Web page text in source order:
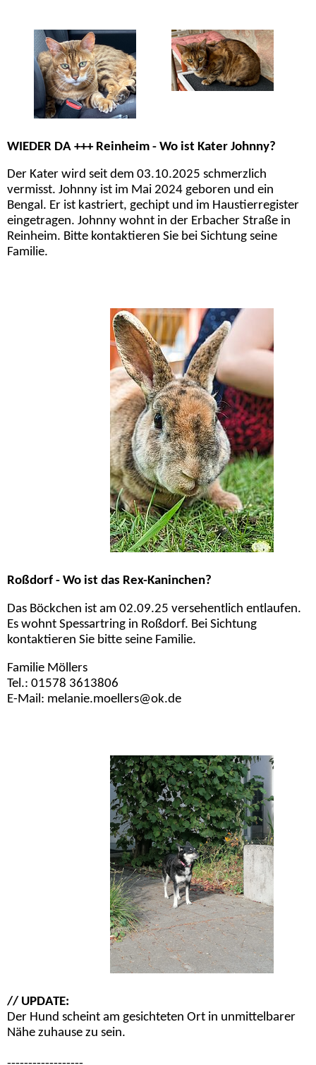
WIEDER DA +++ Reinheim - Wo ist Kater Johnny?
Der Kater wird seit dem 03.10.2025 schmerzlich
vermisst. Johnny ist im Mai 2024 geboren und ein
Bengal. Er ist kastriert, gechipt und im Haustierregister
eingetragen. Johnny wohnt in der Erbacher Straße in
Reinheim. Bitte kontaktieren Sie bei Sichtung seine
Familie.
Roßdorf - Wo ist das Rex-Kaninchen?
Das Böckchen ist am 02.09.25 versehentlich entlaufen.
Es wohnt Spessartring in Roßdorf. Bei Sichtung
kontaktieren Sie bitte seine Familie.
Familie Möllers
Tel.: 01578 3613806
E-Mail: melanie.moellers@ok.de
// UPDATE:
Der Hund scheint am gesichteten Ort in unmittelbarer
Nähe zuhause zu sein.